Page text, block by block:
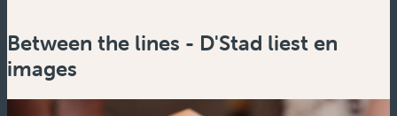
Between the lines - D'Stad liest en
images